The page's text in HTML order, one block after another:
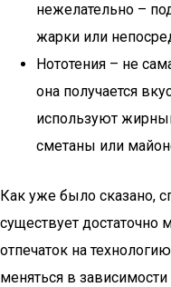
нежелательно –
жарки или
Нототения – не
она получается
используют
сметаны или
Как уже было сказано,
существует достаточно
отпечаток на
меняться в